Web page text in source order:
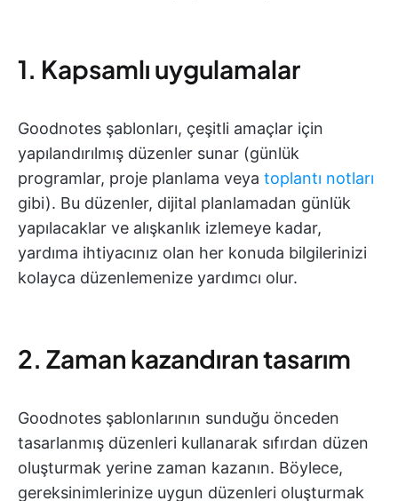
1. Kapsamlı uygulamalar
Goodnotes şablonları, çeşitli amaçlar için
yapılandırılmış düzenler sunar (günlük
programlar, proje planlama veya toplantı notları
gibi). Bu düzenler, dijital planlamadan günlük
yapılacaklar ve alışkanlık izlemeye kadar,
yardıma ihtiyacınız olan her konuda bilgilerinizi
kolayca düzenlemenize yardımcı olur.
2. Zaman kazandıran tasarım
Goodnotes şablonlarının sunduğu önceden
tasarlanmış düzenleri kullanarak sıfırdan düzen
oluşturmak yerine zaman kazanın. Böylece,
gereksinimlerinize uygun düzenleri oluşturmak